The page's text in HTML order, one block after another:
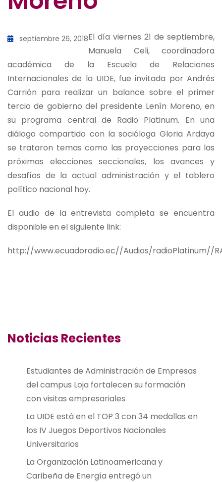
septiembre 26, 2018El día viernes 21 de septiembre,
Manuela Celi, coordinadora
académica de la Escuela de Relaciones
Internacionales de la UIDE, fue invitada por Andrés
Carrión para realizar un balance sobre el primer
tercio de gobierno del presidente Lenín Moreno, en
su programa central de Radio Platinum. En una
diálogo compartido con la socióloga Gloria Ardaya
se trataron temas como las proyecciones para las
próximas elecciones seccionales, los avances y
desafíos de la actual administración y el tablero
político nacional hoy.
El audio de la entrevista completa se encuentra
disponible en el siguiente link:
http://www.ecuadoradio.ec//Audios/radioPlatinum//
Noticias Recientes
Estudiantes de Administración de Empresas
del campus Loja fortalecen su formación
con visitas empresariales
La UIDE está en el TOP 3 con 34 medallas en
los IV Juegos Deportivos Nacionales
Universitarios
La Organización Latinoamericana y
Caribeña de Energía entregó un